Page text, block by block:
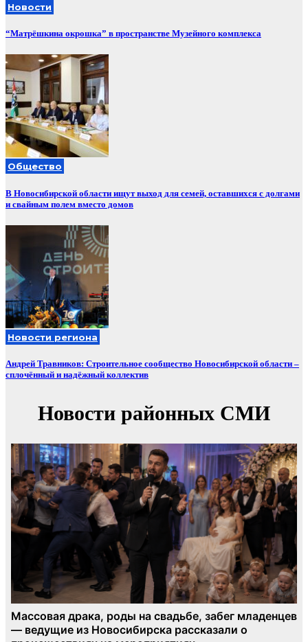
Новости
“Матрёшкина окрошка” в пространстве Музейного комплекса
Общество
В Новосибирской области ищут выход для семей, оставшихся с долгами
и свайным полем вместо домов
Новости региона
Андрей Травников: Строительное сообщество Новосибирской области –
сплочённый и надёжный коллектив